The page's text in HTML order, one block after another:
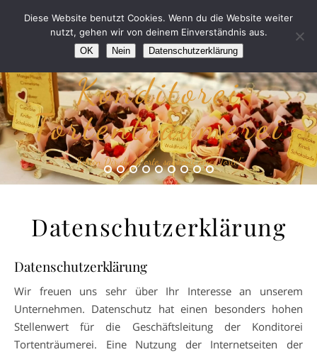
Konditorei
Tortenträumerei
“Fehlen Dir die Worte, sags mit einer Torte!”
Datenschutzerklärung
Datenschutzerklärung
Wir freuen uns sehr über Ihr Interesse an unserem
Unternehmen. Datenschutz hat einen besonders hohen
Stellenwert für die Geschäftsleitung der Konditorei
Tortenträumerei. Eine Nutzung der Internetseiten der
Diese Website benutzt Cookies. Wenn du die Website weiter
nutzt, gehen wir von deinem Einverständnis aus.
OK Nein Datenschutzerklärung